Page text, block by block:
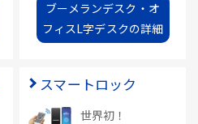
ブーメランデスク・オ
フィスL字デスクの詳細
スマートロック
世界初！